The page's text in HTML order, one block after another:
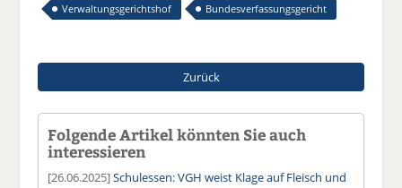
Verwaltungsgerichtshof
Bundesverfassungsgericht
Zurück
Folgende Artikel könnten Sie auch
interessieren
[26.06.2025]Schulessen: VGH weist Klage auf Fleisch und